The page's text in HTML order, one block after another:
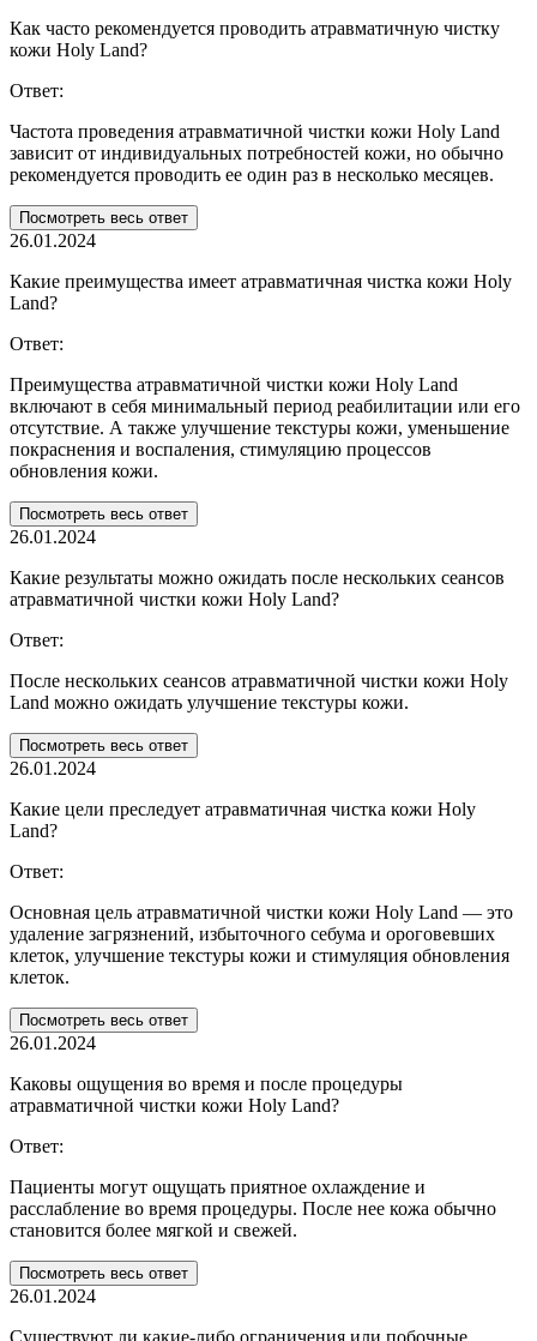
Как часто рекомендуется проводить атравматичную чистку
кожи Holy Land?
Ответ:
Частота проведения атравматичной чистки кожи Holy Land
зависит от индивидуальных потребностей кожи, но обычно
рекомендуется проводить ее один раз в несколько месяцев.
Посмотреть весь ответ
26.01.2024
Какие преимущества имеет атравматичная чистка кожи Holy
Land?
Ответ:
Преимущества атравматичной чистки кожи Holy Land
включают в себя минимальный период реабилитации или его
отсутствие. А также улучшение текстуры кожи, уменьшение
покраснения и воспаления, стимуляцию процессов
обновления кожи.
Посмотреть весь ответ
26.01.2024
Какие результаты можно ожидать после нескольких сеансов
атравматичной чистки кожи Holy Land?
Ответ:
После нескольких сеансов атравматичной чистки кожи Holy
Land можно ожидать улучшение текстуры кожи.
Посмотреть весь ответ
26.01.2024
Какие цели преследует атравматичная чистка кожи Holy
Land?
Ответ:
Основная цель атравматичной чистки кожи Holy Land — это
удаление загрязнений, избыточного себума и ороговевших
клеток, улучшение текстуры кожи и стимуляция обновления
клеток.
Посмотреть весь ответ
26.01.2024
Каковы ощущения во время и после процедуры
атравматичной чистки кожи Holy Land?
Ответ:
Пациенты могут ощущать приятное охлаждение и
расслабление во время процедуры. После нее кожа обычно
становится более мягкой и свежей.
Посмотреть весь ответ
26.01.2024
Существуют ли какие-либо ограничения или побочные